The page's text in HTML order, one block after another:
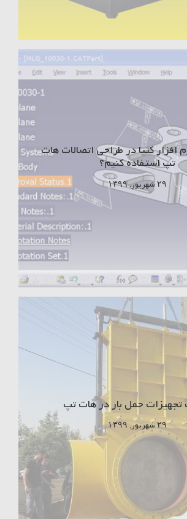
افزار کتیا در طراحی اتصالات هات
تپ استفاده کنیم؟
۲۹ شهریور, ۱۳۹۹
تجهیزات حمل بار در هات تپ
۲۹ شهریور, ۱۳۹۹